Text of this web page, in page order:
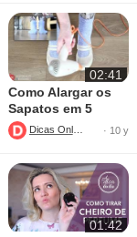
02:41
Como Alargar os
Sapatos em 5
Minutos
Dicas Online · 10 y
01:42